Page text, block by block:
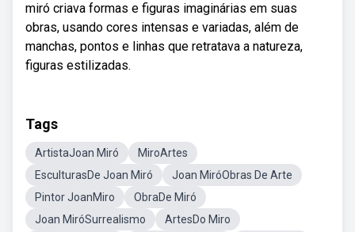
miró criava formas e figuras imaginárias em suas
obras, usando cores intensas e variadas, além de
manchas, pontos e linhas que retratava a natureza,
figuras estilizadas.
Tags
ArtistaJoan Miró
MiroArtes
EsculturasDe Joan Miró
Joan MiróObras De Arte
Pintor JoanMiro
ObraDe Miró
Joan MiróSurrealismo
ArtesDo Miro